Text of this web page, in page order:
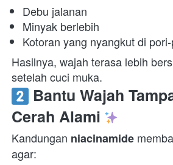
Debu jalanan
Minyak berlebih
Kotoran yang nyangkut di
Hasilnya, wajah terasa lebih
setelah cuci muka.
Bantu Wajah
Cerah Alami
Kandungan niacinamide
agar: